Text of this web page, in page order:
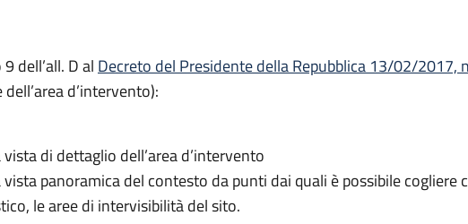
dell’all. D al Decreto del Presidente della Repubblica 13/02/2017,
d’intervento):
di dettaglio dell’area d’intervento
panoramica del contesto da punti dai quali è possibile cogliere
le aree di intervisibilità del sito.